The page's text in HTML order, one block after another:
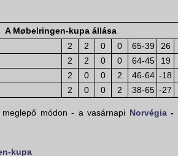
A Møbelringen-kupa állása
2 2 0 0 65-39
26
2 2 0 0 64-45
19
2 0 0 2 46-64 -18
2 0 0 2 38-65 -27
módon - a vasárnapi Norvégia-
kupa